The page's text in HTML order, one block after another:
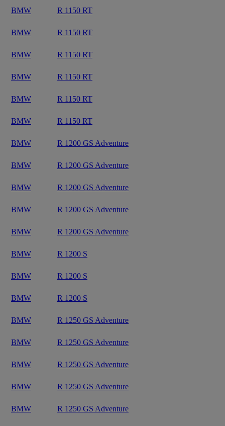
BMW R 1150 RT
BMW R 1150 RT
BMW R 1150 RT
BMW R 1150 RT
BMW R 1150 RT
BMW R 1150 RT
BMW R 1200 GS Adventure
BMW R 1200 GS Adventure
BMW R 1200 GS Adventure
BMW R 1200 GS Adventure
BMW R 1200 GS Adventure
BMW R 1200 S
BMW R 1200 S
BMW R 1200 S
BMW R 1250 GS Adventure
BMW R 1250 GS Adventure
BMW R 1250 GS Adventure
BMW R 1250 GS Adventure
BMW R 1250 GS Adventure